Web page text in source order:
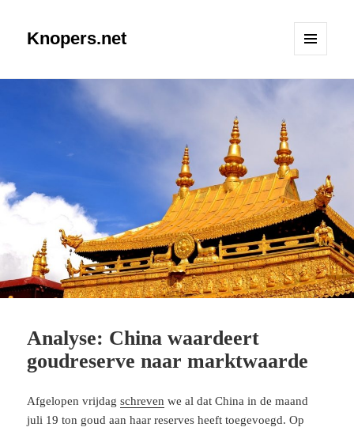
Knopers.net
WIDGETS
Analyse: China waardeert
goudreserve naar marktwaarde
Afgelopen vrijdagschreven we al dat China in de maand
juli 19 ton goud aan haar reserves heeft toegevoegd. Op